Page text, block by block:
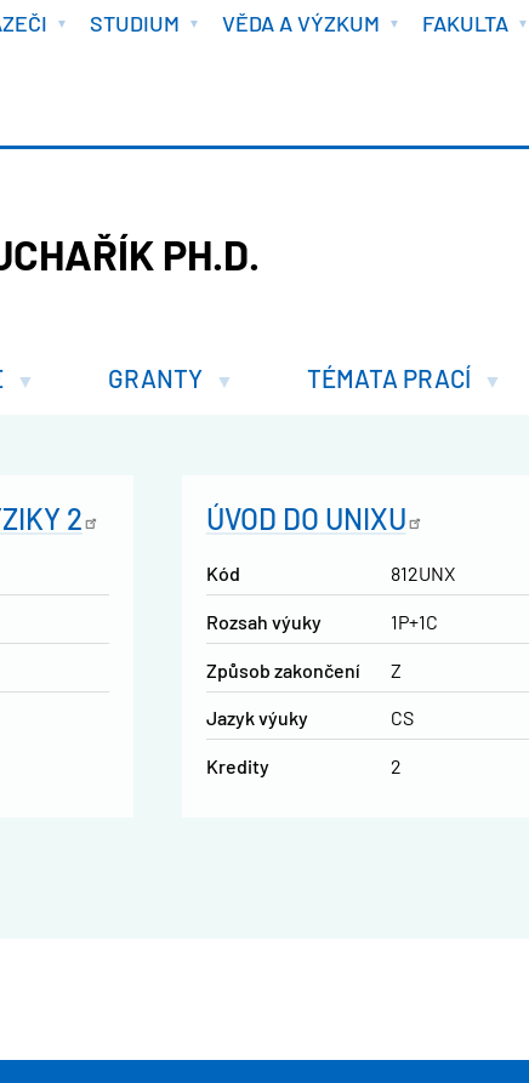
STUDIUM VĚDA A VÝZKUM FAKULTA
PH.D.
GRANTY TÉMATA PRACÍ
2 ÚVOD DO UNIXU
Kód 812UNX
Rozsah výuky 1P+1C
Způsob zakončení Z
Jazyk výuky CS
Kredity 2